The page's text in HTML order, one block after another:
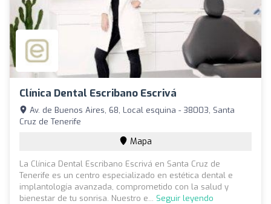
Clínica Dental Escribano Escrivá
Av. de Buenos Aires, 68, Local esquina - 38003, Santa
Cruz de Tenerife
Mapa
La Clínica Dental Escribano Escrivá en Santa Cruz de
Tenerife es un centro especializado en estética dental e
implantología avanzada, comprometido con la salud y
bienestar de tu sonrisa. Nuestro e... Seguir leyendo